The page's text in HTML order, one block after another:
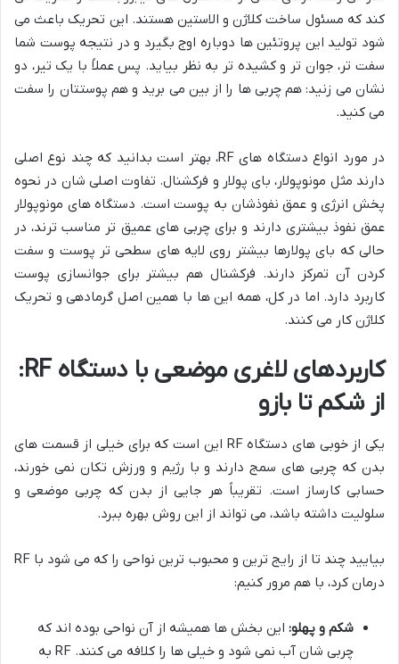
کند که مسئول ساخت کلاژن و الاستین هستند. این تحریک باعث می
شود تولید این پروتئین ها دوباره اوج بگیرد و در نتیجه پوست شما
سفت تر، جوان تر و کشیده تر به نظر بیاید. پس عملاً با یک تیر، دو
نشان می زنید: هم چربی ها را از بین می برید و هم پوستتان را سفت
می کنید.
در مورد انواع دستگاه های RF، بهتر است بدانید که چند نوع اصلی
دارند مثل مونوپولار، بای پولار و فرکشنال. تفاوت اصلی شان در نحوه
پخش انرژی و عمق نفوذشان به پوست است. دستگاه های مونوپولار
عمق نفوذ بیشتری دارند و برای چربی های عمیق تر مناسب ترند، در
حالی که بای پولارها بیشتر روی لایه های سطحی تر پوست و سفت
کردن آن تمرکز دارند. فرکشنال هم بیشتر برای جوانسازی پوست
کاربرد دارد. اما در کل، همه این ها با همین اصل گرمادهی و تحریک
کلاژن کار می کنند.
کاربردهای لاغری موضعی با دستگاه RF:
از شکم تا بازو
یکی از خوبی های دستگاه RF این است که برای خیلی از قسمت های
بدن که چربی های سمج دارند و با رژیم و ورزش تکان نمی خورند،
حسابی کارساز است. تقریباً هر جایی از بدن که چربی موضعی و
سلولیت داشته باشد، می تواند از این روش بهره ببرد.
بیایید چند تا از رایج ترین و محبوب ترین نواحی را که می شود با RF
درمان کرد، با هم مرور کنیم:
شکم و پهلو: این بخش ها همیشه از آن نواحی بوده اند که
چربی شان آب نمی شود و خیلی ها را کلافه می کنند. RF به